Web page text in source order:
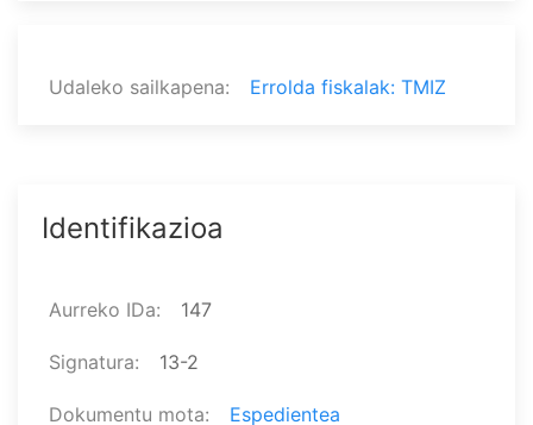
Udaleko sailkapena Errolda fiskalak: TMIZ
Identifikazioa
Aurreko IDa 147
Signatura 13-2
Dokumentu mota Espedientea